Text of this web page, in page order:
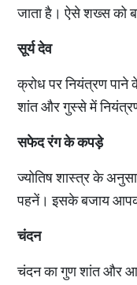
जाता है। ऐसे शख्स को
सूर्य देव
क्रोध पर नियंत्रण पाने
शांत और गुस्से में
सफेद रंग के कपड़े
ज्योतिष शास्त्र के
पहनें। इसके बजाय
चंदन
चंदन का गुण शांत और